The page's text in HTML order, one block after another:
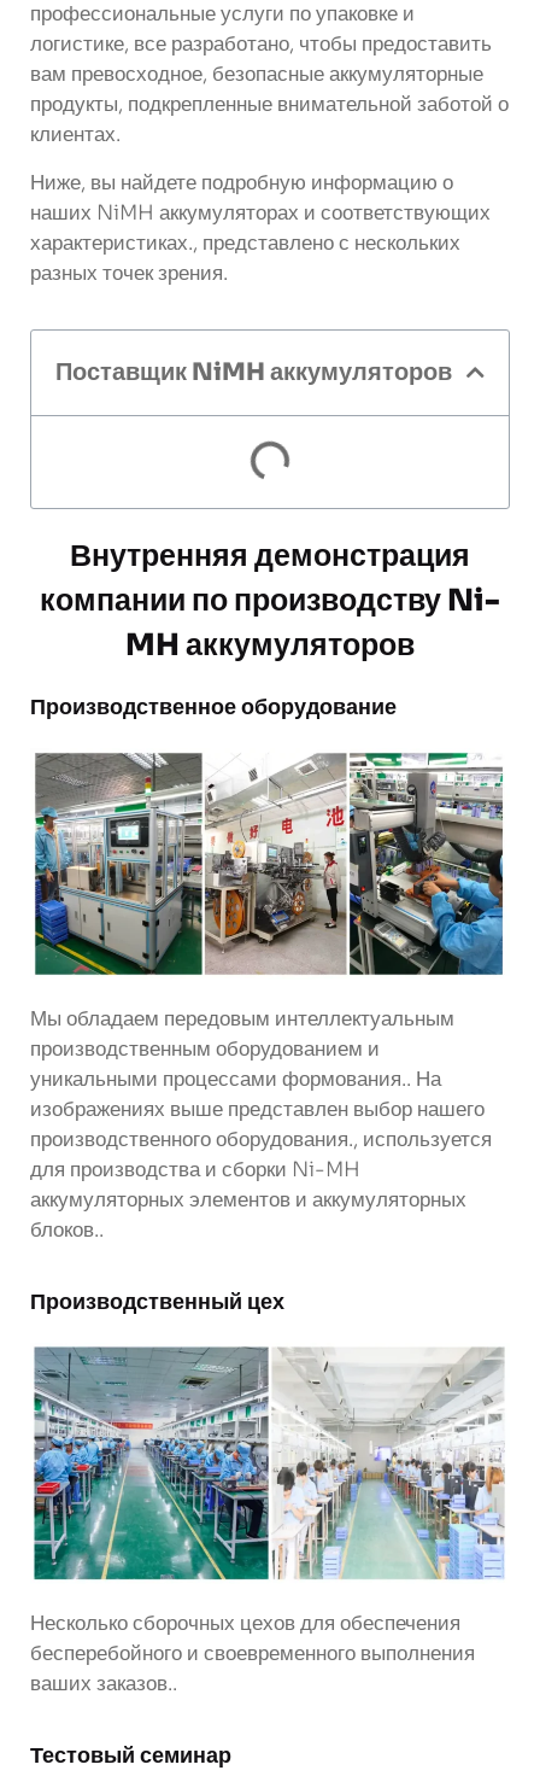
профессиональные услуги по упаковке и
логистике, все разработано, чтобы предоставить
вам превосходное, безопасные аккумуляторные
продукты, подкрепленные внимательной заботой о
клиентах.
Ниже, вы найдете подробную информацию о
наших NiMH аккумуляторах и соответствующих
характеристиках., представлено с нескольких
разных точек зрения.
Поставщик NiMH аккумуляторов
Внутренняя демонстрация
компании по производству Ni-
MH аккумуляторов
Производственное оборудование
Мы обладаем передовым интеллектуальным
производственным оборудованием и
уникальными процессами формования.. На
изображениях выше представлен выбор нашего
производственного оборудования., используется
для производства и сборки Ni-MH
аккумуляторных элементов и аккумуляторных
блоков..
Производственный цех
Несколько сборочных цехов для обеспечения
бесперебойного и своевременного выполнения
ваших заказов..
Тестовый семинар